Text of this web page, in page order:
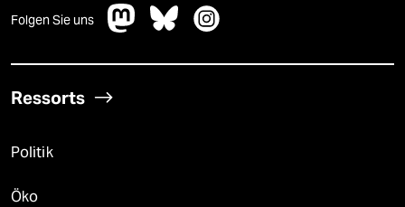
Folgen Sie uns
Ressorts
Politik
Öko